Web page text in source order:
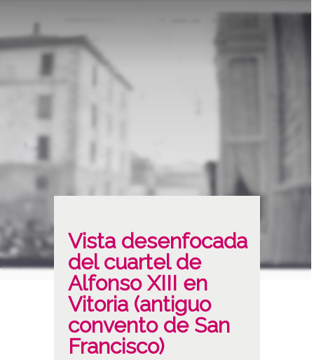
Vista desenfocada
del cuartel de
Alfonso XIII en
Vitoria (antiguo
convento de San
Francisco)